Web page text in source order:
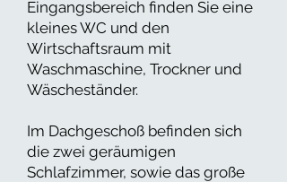
Eingangsbereich finden Sie eine
kleines WC und den
Wirtschaftsraum mit
Waschmaschine, Trockner und
Wäscheständer.
Im Dachgeschoß befinden sich
die zwei geräumigen
Schlafzimmer, sowie das große